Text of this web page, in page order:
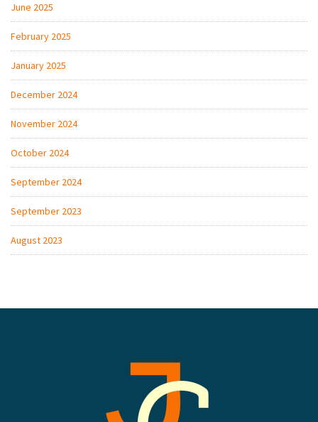
June 2025
February 2025
January 2025
December 2024
November 2024
October 2024
September 2024
September 2023
August 2023